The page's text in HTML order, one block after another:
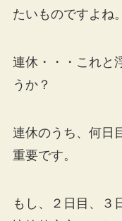
たいものですよね。
連休・・・これと
うか？
連休のうち、何日
重要です。
もし、２日目、３